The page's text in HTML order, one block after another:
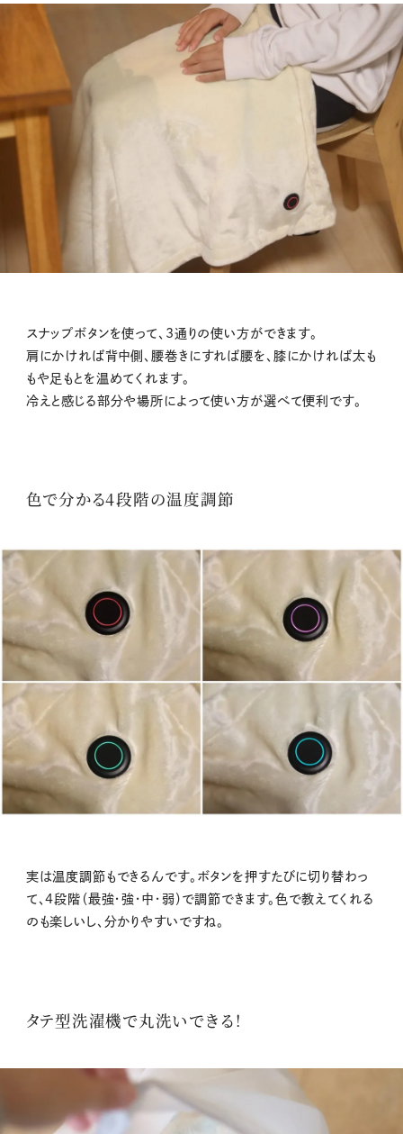
スナップボタンを使って、3通りの使い方ができます。
肩にかければ背中側、腰巻きにすれば腰を、膝にかければ太も
もや足もとを温めてくれます。
冷えと感じる部分や場所によって使い方が選べて便利です。
色で分かる4段階の温度調節
実は温度調節もできるんです。ボタンを押すたびに切り替わっ
て、4段階（最強・強・中・弱）で調節できます。色で教えてくれる
のも楽しいし、分かりやすいですね。
タテ型洗濯機で丸洗いできる！